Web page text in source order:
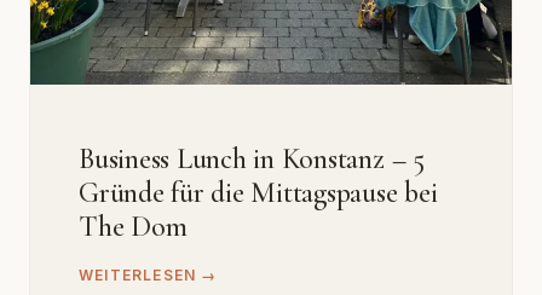
Business Lunch in Konstanz – 5
Gründe für die Mittagspause bei
The Dom
WEITERLESEN →